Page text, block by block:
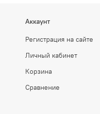
Аккаунт
Регистрация на сайте
Личный кабинет
Корзина
Сравнение